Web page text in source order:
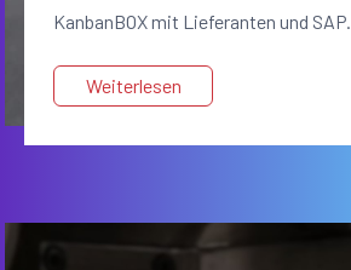
KanbanBOX mit Lieferanten und SAP.
Weiterlesen